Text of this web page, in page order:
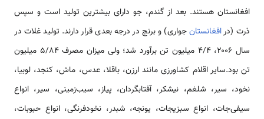
افغانستان هستند. بعد از گندم، جو دارای بیشترین تولید است و سپس
ذرت (درافغانستانجواری) و برنج در درجه بعدی قرار دارند. تولید غلات در
سال ۲۰۰۶، ۴/۴ میلیون تن برآورد شد؛ ولی میزان مصرف 5/84 میلیون
تن بود.سایر اقلام کشاورزی مانند ارزن، باقلا، عدس، ماش، کنجد، لوبیا،
نخود، سیر، شلغم، نیشکر، آفتابگردان، پیاز، سیب‌زمینی، سیر، انواع
سیفی‌جات، انواع سبزیجات، یونجه، شبدر، نخودفرنگی، انواع حبوبات،